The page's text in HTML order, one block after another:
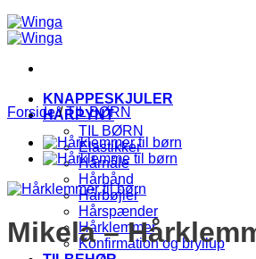
KNAPPESKJULER
HÅRPYNT
TIL BØRN
Elastikker
Hårnåle
Hårbånd
Hårbøjler
Hårspænder
Hårklemmer
Konfirmation og bryllup
Forside / TIL BØRN
Mikela –